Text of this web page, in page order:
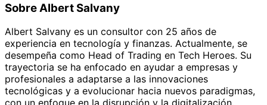
Sobre Albert Salvany
Albert Salvany es un consultor con 25 años de
experiencia en tecnología y finanzas. Actualmente, se
desempeña como Head of Trading en Tech Heroes. Su
trayectoria se ha enfocado en ayudar a empresas y
profesionales a adaptarse a las innovaciones
tecnológicas y a evolucionar hacia nuevos paradigmas,